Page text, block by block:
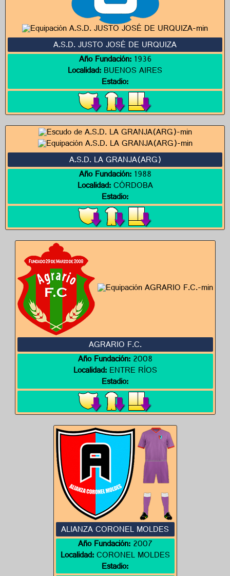
A.S.D. JUSTO JOSÉ DE URQUIZA
Año Fundación:1936
Localidad:BUENOS AIRES
Estadio:
A.S.D. LA GRANJA(ARG)
Año Fundación:1988
Localidad:CÓRDOBA
Estadio:
AGRARIO F.C.
Año Fundación:2008
Localidad:ENTRE RÍOS
Estadio:
ALIANZA CORONEL MOLDES
Año Fundación:2007
Localidad:CORONEL MOLDES
Estadio: